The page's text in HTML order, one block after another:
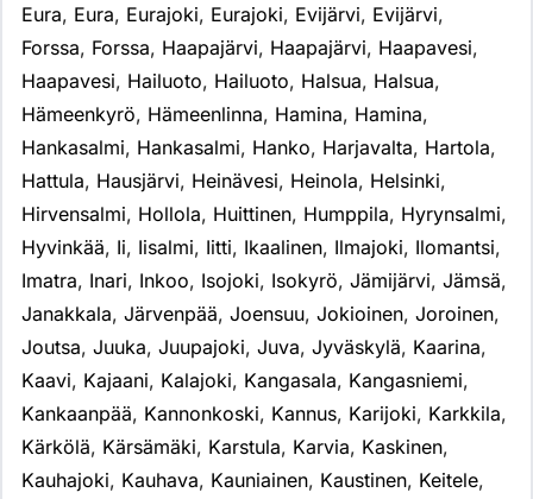
Eura, Eura, Eurajoki, Eurajoki, Evijärvi, Evijärvi,
Forssa, Forssa, Haapajärvi, Haapajärvi, Haapavesi,
Haapavesi, Hailuoto, Hailuoto, Halsua, Halsua,
Hämeenkyrö, Hämeenlinna, Hamina, Hamina,
Hankasalmi, Hankasalmi, Hanko, Harjavalta, Hartola,
Hattula, Hausjärvi, Heinävesi, Heinola, Helsinki,
Hirvensalmi, Hollola, Huittinen, Humppila, Hyrynsalmi,
Hyvinkää, Ii, Iisalmi, Iitti, Ikaalinen, Ilmajoki, Ilomantsi,
Imatra, Inari, Inkoo, Isojoki, Isokyrö, Jämijärvi, Jämsä,
Janakkala, Järvenpää, Joensuu, Jokioinen, Joroinen,
Joutsa, Juuka, Juupajoki, Juva, Jyväskylä, Kaarina,
Kaavi, Kajaani, Kalajoki, Kangasala, Kangasniemi,
Kankaanpää, Kannonkoski, Kannus, Karijoki, Karkkila,
Kärkölä, Kärsämäki, Karstula, Karvia, Kaskinen,
Kauhajoki, Kauhava, Kauniainen, Kaustinen, Keitele,